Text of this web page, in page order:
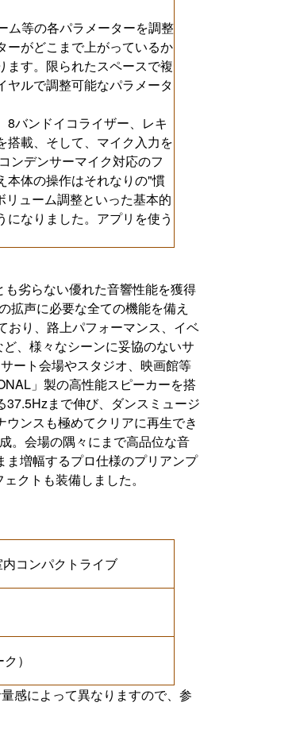
ム等の各パラメーターを調整
ーがどこまで上がっているか
ます。限られたスペースで複
ルで調整可能なパラメータ
8バンドイコライザー、レキ
搭載、そして、マイク入力を
ンデンサーマイク対応のフ
本体の操作はそれなりの"慣
ューム調整といった基本的
なりました。アプリを使う
劣らない優れた音響性能を獲得
拡声に必要な全ての機能を備え
おり、路上パフォーマンス、イベ
、様々なシーンに妥協のないサ
ート会場やスタジオ、映画館等
」製の高性能スピーカーを搭
まで伸び、ダンスミュージ
ンスも極めてクリアに再生でき
。会場の隅々にまで高品位な音
ま増幅するプロ仕様のプリアンプ
クトも装備しました。
コンパクトライブ
）
感によって異なりますので、参